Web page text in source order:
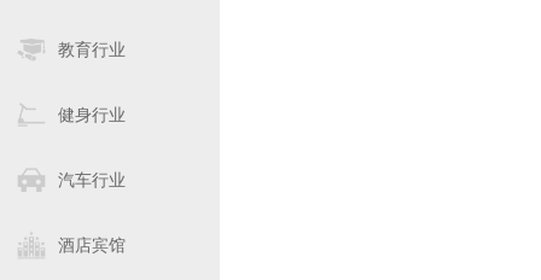
教育行业
健身行业
汽车行业
酒店宾馆